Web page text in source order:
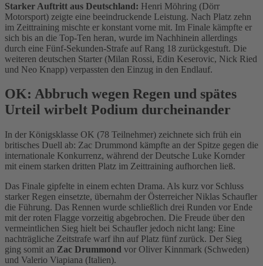
Starker Auftritt aus Deutschland: Henri Möhring (Dörr
Motorsport) zeigte eine beeindruckende Leistung. Nach Platz zehn
im Zeittraining mischte er konstant vorne mit. Im Finale kämpfte er
sich bis an die Top-Ten heran, wurde im Nachhinein allerdings
durch eine Fünf-Sekunden-Strafe auf Rang 18 zurückgestuft. Die
weiteren deutschen Starter (Milan Rossi, Edin Keserovic, Nick Ried
und Neo Knapp) verpassten den Einzug in den Endlauf.
OK: Abbruch wegen Regen und spätes
Urteil wirbelt Podium durcheinander
In der Königsklasse OK (78 Teilnehmer) zeichnete sich früh ein
britisches Duell ab: Zac Drummond kämpfte an der Spitze gegen die
internationale Konkurrenz, während der Deutsche Luke Kornder
mit einem starken dritten Platz im Zeittraining aufhorchen ließ.
Das Finale gipfelte in einem echten Drama. Als kurz vor Schluss
starker Regen einsetzte, übernahm der Österreicher Niklas Schaufler
die Führung. Das Rennen wurde schließlich drei Runden vor Ende
mit der roten Flagge vorzeitig abgebrochen. Die Freude über den
vermeintlichen Sieg hielt bei Schaufler jedoch nicht lang: Eine
nachträgliche Zeitstrafe warf ihn auf Platz fünf zurück. Der Sieg
ging somit an Zac Drummond vor Oliver Kinnmark (Schweden)
und Valerio Viapiana (Italien).